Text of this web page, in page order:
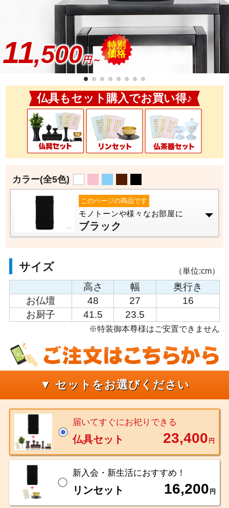
11,500円～
特別
価格
仏具もセット購入でお買い得♪
カラー(全5色)
このページの商品です
モノトーンや様々なお部屋に
ブラック
サイズ （単位:cm）
高さ 幅
奥行き
お仏壇
48 27
16
お厨子
41.5 23.5
※特装御本尊様はご安置できません
▼ セットをお選びください
届いてすぐにお祀りできる
仏具セット 23,400 円
新入会・新生活におすすめ！
リンセット 16,200 円